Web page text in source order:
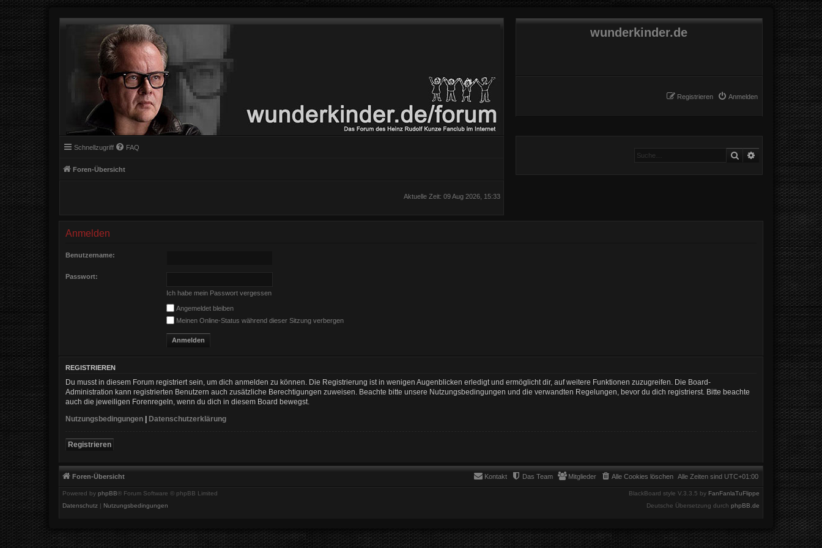
wunderkinder.de
Anmelden
Registrieren
Schnellzugriff FAQ
Foren-Übersicht
Suche Erweiterte Suche
Aktuelle Zeit: 09 Aug 2026, 15:33
Anmelden
Benutzername:
Passwort:
Ich habe mein Passwort vergessen
Angemeldet bleiben
Meinen Online-Status während dieser Sitzung verbergen
REGISTRIEREN
Du musst in diesem Forum registriert sein, um dich anmelden zu können. Die Registrierung ist in wenigen Augenblicken erledigt und ermöglicht dir, auf weitere Funktionen zuzugreifen. Die Board-
Administration kann registrierten Benutzern auch zusätzliche Berechtigungen zuweisen. Beachte bitte unsere Nutzungsbedingungen und die verwandten Regelungen, bevor du dich registrierst. Bitte beachte
auch die jeweiligen Forenregeln, wenn du dich in diesem Board bewegst.
Nutzungsbedingungen | Datenschutzerklärung
Registrieren
Foren-Übersicht Alle Zeiten sind UTC+01:00
Alle Cookies löschen
Mitglieder
Das Team
Kontakt
Powered by phpBB® Forum Software © phpBB Limited BlackBoard style V.3.3.5 by FanFanlaTuFlippe
Deutsche Übersetzung durch phpBB.de
Datenschutz | Nutzungsbedingungen